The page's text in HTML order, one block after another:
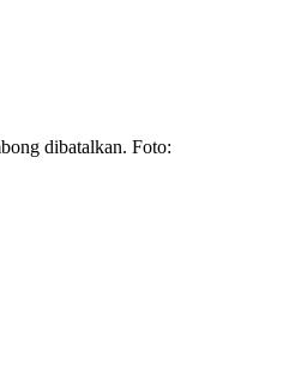
dibatalkan. Foto: